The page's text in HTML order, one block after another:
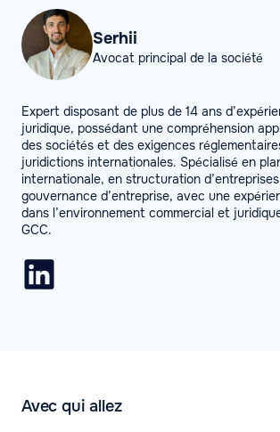
Serhii
Avocat principal de la société
Expert disposant de plus de 14 ans
juridique, possédant une compréhension
des sociétés et des exigences
juridictions internationales. Spécialisé en
internationale, en structuration
gouvernance d’entreprise, avec une
dans l’environnement commercial et
GCC.
Avec qui allez